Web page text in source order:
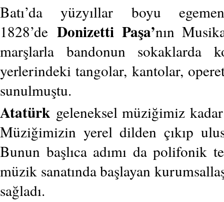
Batı’da yüzyıllar boyu
1828’deDonizetti Paşa’nın
marşlarla bandonun sokaklarda
yerlerindeki tangolar, kantolar,
sunulmuştu.
Atatürk geleneksel müziğimiz
Müziğimizin yerel dilden çıkıp
Bunun başlıca adımı da polifonik
müzik sanatında başlayan
sağladı.